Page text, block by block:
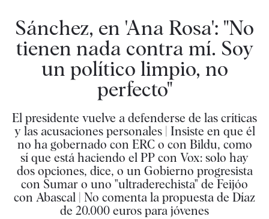
Sánchez, en 'Ana Rosa': "No
tienen nada contra mí. Soy
un político limpio, no
perfecto"
El presidente vuelve a defenderse de las críticas
y las acusaciones personales | Insiste en que él
no ha gobernado con ERC o con Bildu, como
sí que está haciendo el PP con Vox: solo hay
dos opciones, dice, o un Gobierno progresista
con Sumar o uno "ultraderechista" de Feijóo
con Abascal | No comenta la propuesta de Díaz
de 20.000 euros para jóvenes